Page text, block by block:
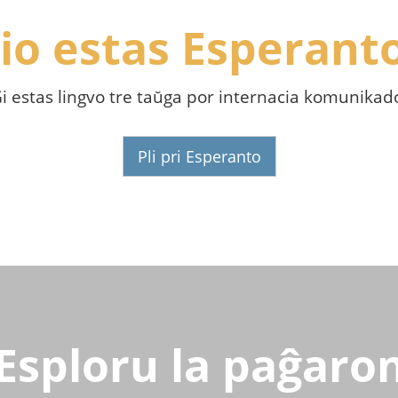
estas
estas lingvo tre taŭga por internacia
Pli pri Esperanto
la